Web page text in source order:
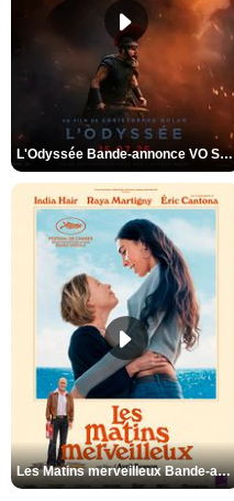
L'Odyssée Bande-annonce VO STFR
Les Matins merveilleux Bande-annonce VF